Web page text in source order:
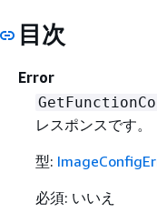
目次
Error
レスポンスです。
型:
必須: いいえ